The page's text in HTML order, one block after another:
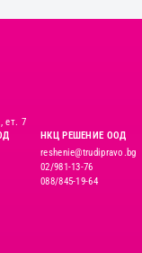
ет. 7
НКЦ РЕШЕНИЕ ООД
reshenie@trudipravo.bg
02/981-13-76
088/845-19-64